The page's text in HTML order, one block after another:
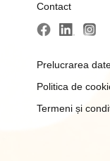
Contact
Prelucrarea
Politica de
Termeni și